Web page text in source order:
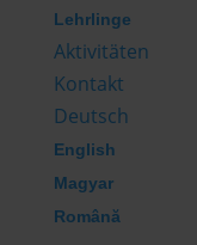
Lehrlinge
Aktivitäten
Kontakt
Deutsch
English
Magyar
Română